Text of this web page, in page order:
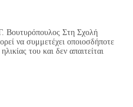
Στη Σχολή
να συμμετέχει οποιοσδήποτε
του και δεν απαιτείται